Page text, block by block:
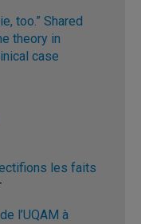
too.” Shared
theory in
case
les faits
l’UQAM à